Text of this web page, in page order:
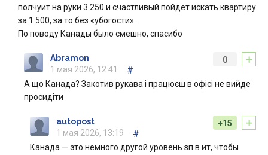
полчуит на руки 3 250 и счастливый пойдет искать квартиру
за 1 500, за то без «убогости».
По поводу Канады было смешно, спасибо
+
0
Abramon
1 мая 2026, 12:41
#
А що Канада? Закотив рукава і працюєш в офісі не вийде
просидіти
+
+15
autopost
1 мая 2026, 13:19
#
Канада — это немного другой уровень зп в ит, чтобы